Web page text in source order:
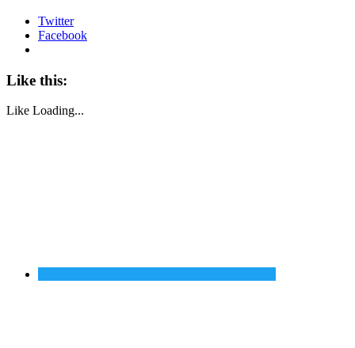
Twitter
Facebook
Like this:
Like Loading...